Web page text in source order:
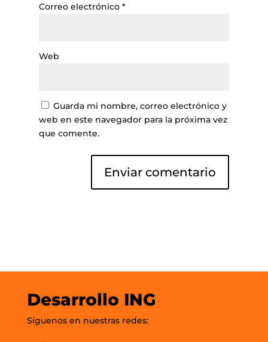
Correo electrónico *
Web
Guarda mi nombre, correo electrónico y
web en este navegador para la próxima vez
que comente.
Desarrollo ING
Síguenos en nuestras redes: